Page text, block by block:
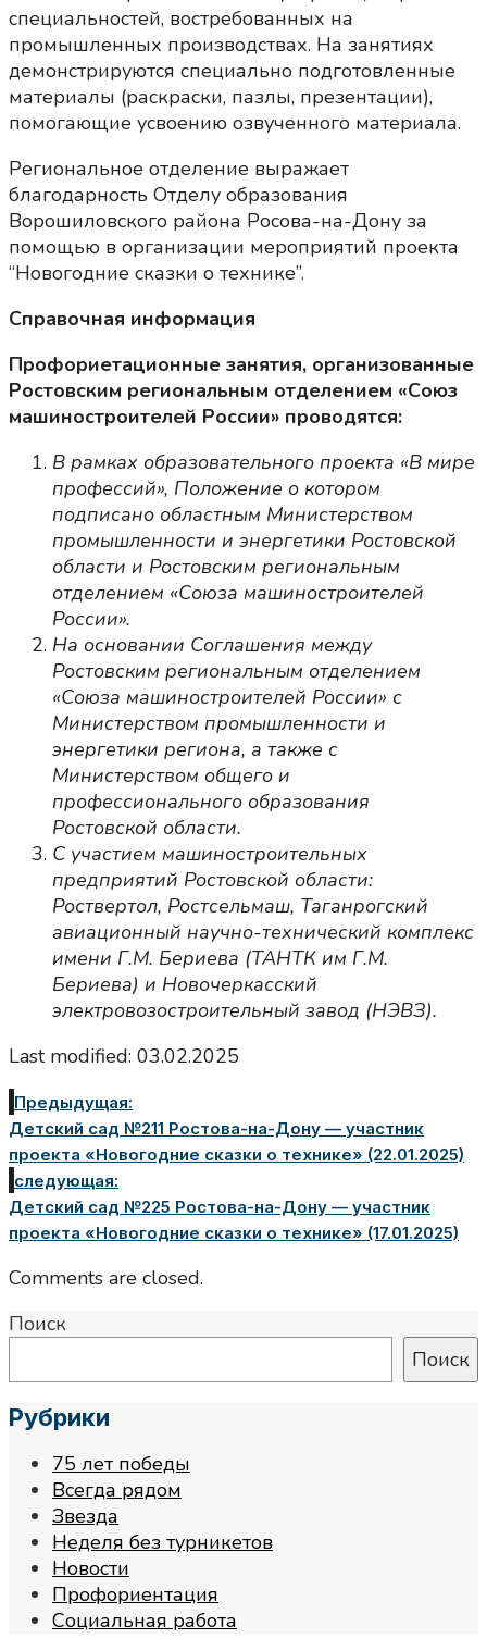
специальностей, востребованных на
промышленных производствах. На занятиях
демонстрируются специально подготовленные
материалы (раскраски, пазлы, презентации),
помогающие усвоению озвученного материала.
Региональное отделение выражает
благодарность Отделу образования
Ворошиловского района Росова-на-Дону за
помощью в организации мероприятий проекта
“Новогодние сказки о технике”.
Справочная информация
Профориетационные занятия, организованные
Ростовским региональным отделением «Союз
машиностроителей России» проводятся:
В рамках образовательного проекта «В мире
профессий», Положение о котором
подписано областным Министерством
промышленности и энергетики Ростовской
области и Ростовским региональным
отделением «Союза машиностроителей
России».
На основании Соглашения между
Ростовским региональным отделением
«Союза машиностроителей России» с
Министерством промышленности и
энергетики региона, а также с
Министерством общего и
профессионального образования
Ростовской области.
С участием машиностроительных
предприятий Ростовской области:
Роствертол, Ростсельмаш, Таганрогский
авиационный научно-технический комплекс
имени Г.М. Бериева (ТАНТК им Г.М.
Бериева) и Новочеркасский
электровозостроительный завод (НЭВЗ).
Last modified: 03.02.2025
Предыдущая:
Детский сад №211 Ростова-на-Дону — участник
проекта «Новогодние сказки о технике» (22.01.2025)
следующая:
Детский сад №225 Ростова-на-Дону — участник
проекта «Новогодние сказки о технике» (17.01.2025)
Comments are closed.
Поиск
Поиск
Рубрики
75 лет победы
Всегда рядом
Звезда
Неделя без турникетов
Новости
Профориентация
Социальная работа